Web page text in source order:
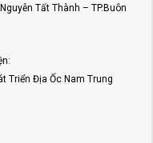
Tất Thành – TP.Buôn
Triển Địa Ốc Nam Trung